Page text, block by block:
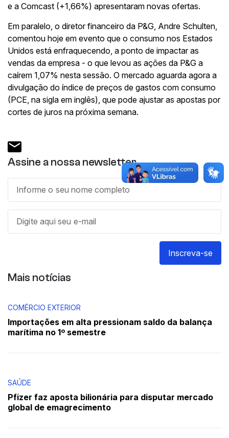
e a Comcast (+1,66%) apresentaram novas ofertas.
Em paralelo, o diretor financeiro da P&G, Andre Schulten,
comentou hoje em evento que o consumo nos Estados
Unidos está enfraquecendo, a ponto de impactar as
vendas da empresa - o que levou as ações da P&G a
caírem 1,07% nesta sessão. O mercado aguarda agora a
divulgação do índice de preços de gastos com consumo
(PCE, na sigla em inglês), que pode ajustar as apostas por
cortes de juros na próxima semana.
Assine a nossa newsletter
Inscreva-se
Mais notícias
COMÉRCIO EXTERIOR
Importações em alta pressionam saldo da balança
marítima no 1º semestre
SAÚDE
Pfizer faz aposta bilionária para disputar mercado
global de emagrecimento